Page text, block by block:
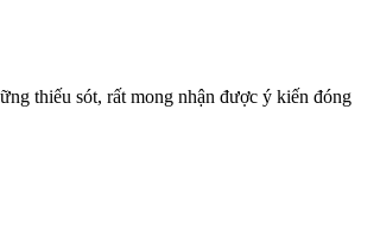
thiếu sót, rất mong nhận được ý kiến đóng